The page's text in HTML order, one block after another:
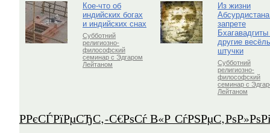
Кое-что об
индийских богах
и индийских снах
Субботний
религиозно-
философский
семинар с Эдгаром
Лейтаном
Из жизни
запрете
Бхагавадгиты
другие
штучки
Субботний
религиозно-
философский
семинар с
Лейтаном
Р­РєСЃРїРµСЂС‚-С€РѕСѓ В«Р